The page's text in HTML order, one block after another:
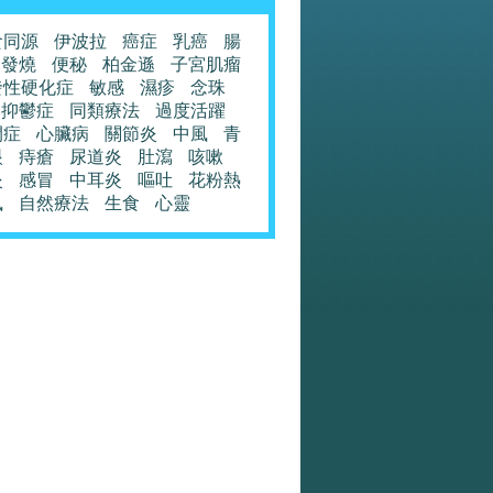
源 伊波拉 癌症 乳癌
腸
發燒
便秘 柏金遜
子宮肌瘤
硬化症
敏感 濕疹
念珠
抑鬱症
同類療法
過度活躍
心臟病 關節炎 中風
青
痔瘡 尿道炎 肚瀉
咳嗽
感冒 中耳炎 嘔吐
花粉熱
自然療法 生食 心靈